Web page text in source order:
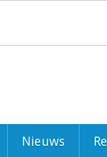
Nieuws